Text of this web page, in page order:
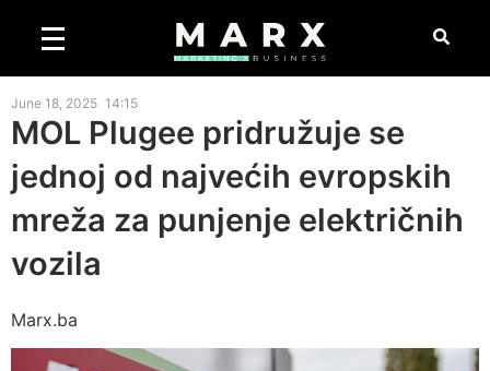
June 18, 2025 14:15
MOL Plugee pridružuje se
jednoj od najvećih evropskih
mreža za punjenje električnih
vozila
Marx.ba